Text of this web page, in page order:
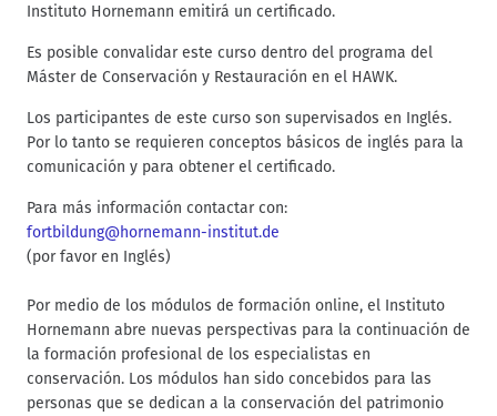
Instituto Hornemann emitirá un certificado.
Es posible convalidar este curso dentro del programa del
Máster de Conservación y Restauración en el HAWK.
Los participantes de este curso son supervisados en Inglés.
Por lo tanto se requieren conceptos básicos de inglés para la
comunicación y para obtener el certificado.
Para más información contactar con:
fortbildung@hornemann-institut.de
(por favor en Inglés)
Por medio de los módulos de formación online, el Instituto
Hornemann abre nuevas perspectivas para la continuación de
la formación profesional de los especialistas en
conservación. Los módulos han sido concebidos para las
personas que se dedican a la conservación del patrimonio